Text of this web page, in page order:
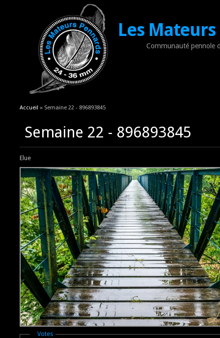
Les
Communauté pennole
Vous êtes ici
Accueil » Semaine 22 - 896893845
Semaine 22 - 896893845
Elue
Masquer
Votes